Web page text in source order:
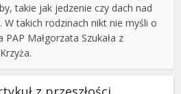
takie jak jedzenie czy dach nad
W takich rodzinach nikt nie myśli o
Małgorzata Szukała z